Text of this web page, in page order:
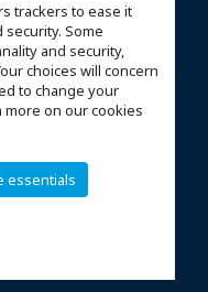
trackers to ease it
Some
and security,
choices will concern
to change your
more on our cookies
essentials